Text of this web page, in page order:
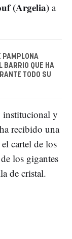
(Argelia)a
PAMPLONA
BARRIO QUE HA
TODO SU
y
recibido una
cartel de los
los gigantes
de cristal.